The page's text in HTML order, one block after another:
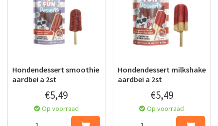
Hondendessert smoothie
aardbei a 2st
€5,49
Op voorraad
Hondendessert milkshake
aardbei a 2st
€5,49
Op voorraad